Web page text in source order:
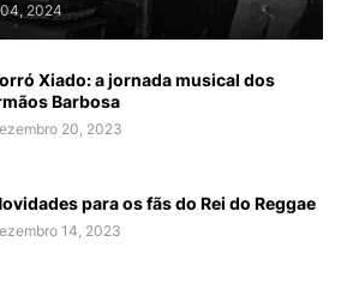
2024
Xiado: a jornada musical dos
Barbosa
20, 2023
para os fãs do Rei do Reggae
14, 2023